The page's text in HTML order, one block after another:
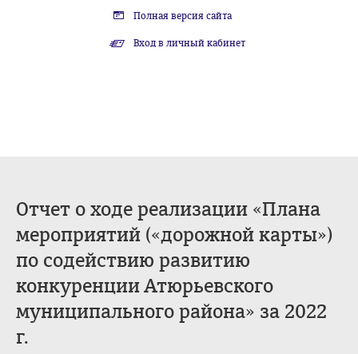
Полная версия сайта
Вход в личный кабинет
Отчет о ходе реализации «Плана
мероприятий («дорожной карты»)
по содействию развитию
конкуренции Атюрьевского
муниципального района» за 2022
г.